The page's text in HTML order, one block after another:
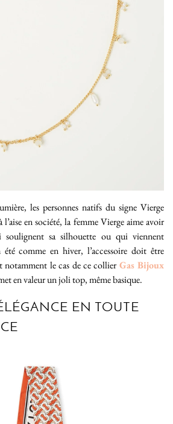
les personnes natifs du signe Vierge
en société, la femme Vierge aime avoir
soulignent sa silhouette ou qui viennent
comme en hiver, l’accessoire doit être
notamment le cas de ce collier Gas Bijoux
en valeur un joli top, même basique.
EN TOUTE